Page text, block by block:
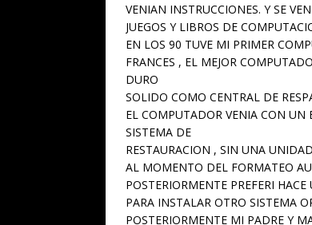
VENIAN INSTRUCCIONES. Y SE
JUEGOS Y LIBROS DE
EN LOS 90 TUVE MI PRIMER
FRANCES , EL MEJOR
DURO
SOLIDO COMO CENTRAL DE
EL COMPUTADOR VENIA CON UN
SISTEMA DE
RESTAURACION , SIN UNA
AL MOMENTO DEL FORMATEO
POSTERIORMENTE PREFERI
PARA INSTALAR OTRO SISTEMA
POSTERIORMENTE MI PADRE Y